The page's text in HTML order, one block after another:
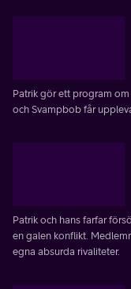
Patrik gör ett program
och Svampbob får
Patrik och hans farfar
en galen konflikt.
egna absurda rivaliteter.